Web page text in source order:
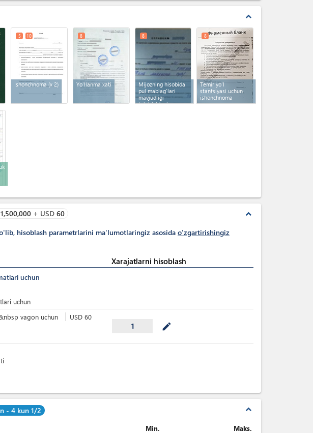
expand_less
Ishonchnoma(x 2)
5 10
Yo'llanma xati
8
Mijozning hisobida
pul mablag'lari
mavjudligi
to'g'risidagi
8
Temir yo'l
stantsiyasi uchun
ishonchnoma
8
1,500,000 + USD 60 expand_less
hisoblash parametrlarini ma'lumotlaringiz asosida o'zgartirishingiz
Xarajatlarni hisoblash
uchun
uchun
vagon uchun USD 60
1 mode_edit
- 4 kun 1/2 expand_less
Min.
Maks.